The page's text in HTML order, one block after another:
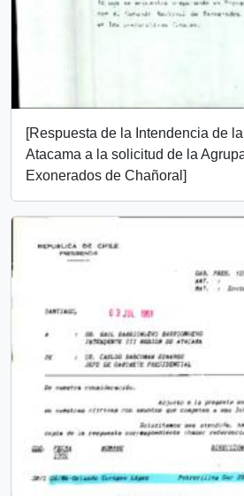
[Respuesta de la Intendencia de
Atacama a la solicitud de la
Exonerados de Chañoral]